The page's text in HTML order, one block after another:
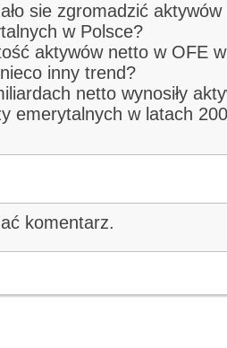
sie zgromadzić
w Polsce?
aktywów netto w OFE
inny trend?
netto wynosiły
emerytalnych w latach
komentarz.